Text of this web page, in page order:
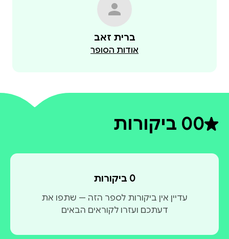
להיכנע לך מאת הסופרת ברית הוא הספר הרביעי
בסדרת לבבות נשזרים . כל ספר מתאר זוג אחר וניתן
ברית זאב
אודות הסופר
0דירוג ממוצע 0 מתוך 5
0 ביקורות
0 ביקורות
עדיין אין ביקורות לספר הזה — שתפו את
דעתכם ועזרו לקוראים הבאים